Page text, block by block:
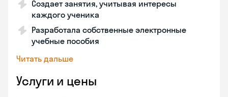
Создает занятия, учитывая интересы
каждого ученика
Разработала собственные электронные
учебные пособия
Читать дальше
Услуги и цены